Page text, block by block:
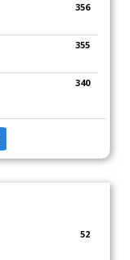
356
355
340
52